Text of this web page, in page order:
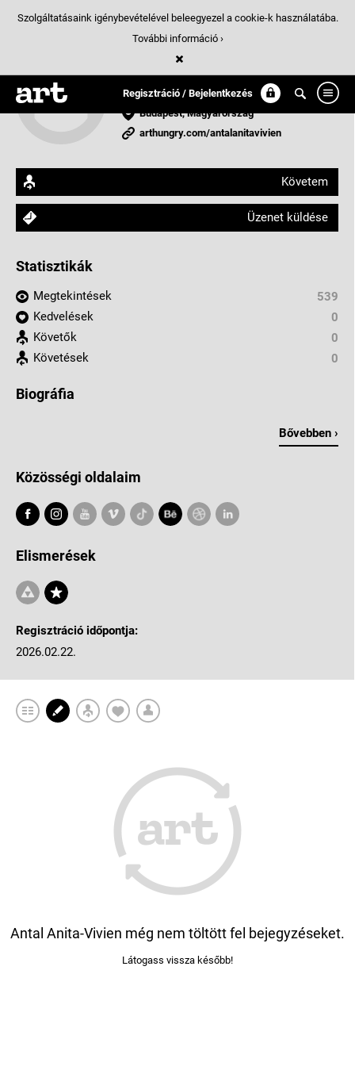
Regisztráció / Bejelentkezés
Antal Anita-Vivien
tervezőgrafikus
Budapest, Magyarország
arthungry.com/antalanitavivien
Követem
Üzenet küldése
Statisztikák
Megtekintések
539
Kedvelések
0
Követők
0
Követések
0
Biográfia
Bővebben ›
Közösségi oldalaim
Elismerések
Regisztráció időpontja:
2026.02.22.
Antal Anita-Vivien még nem töltött fel bejegyzéseket.
Látogass vissza később!
Szolgáltatásaink igénybevételével beleegyezel a cookie-k használatába.
További információ ›